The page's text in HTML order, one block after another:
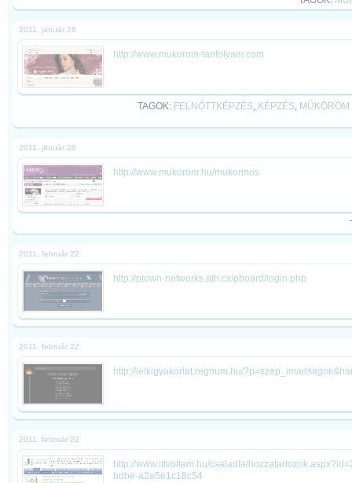
2011. január 26
http://www.mukorom-tanfolyam.com
TAGOK: FELNŐTTKÉPZÉS, KÉPZÉS, MŰKÖRÖM
2011. január 26
http://www.mukorom.hu/mukormos
2011. február 22
http://ptown-networks.ath.cx/pboard/login.php
2011. február 22
http://lelkigyakorlat.regnum.hu/
2011. február 22
http://www.ittvoltam.hu/csaladfa/
bdbe-a2e5e1c18c54